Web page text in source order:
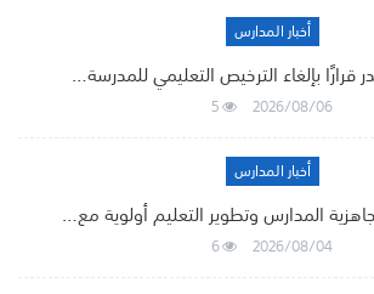
أخبار المدارس
قرارًا بإلغاء الترخيص التعليمي للمدرسة…
2026/08/06
5
أخبار المدارس
المدارس وتطوير التعليم أولوية مع…
2026/08/04
6